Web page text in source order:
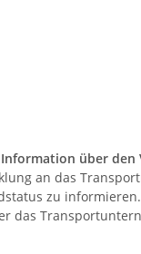
über den
an das
zu
das